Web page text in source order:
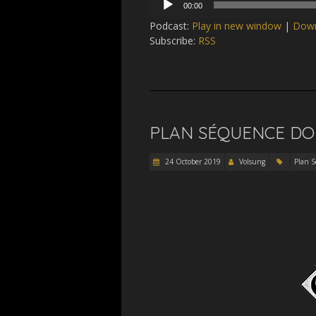
Player
00:00
Podcast: Play in new window |
Subscribe: RSS
PLAN SÉQUENCE
24 October 2019 Volsung Plan